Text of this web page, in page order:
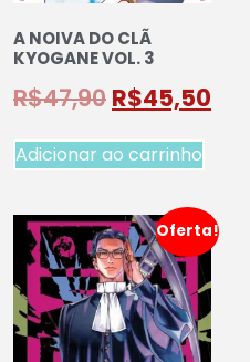
A NOIVA DO CLÃ
KYOGANE VOL. 3
R$47,90 R$45,50
Adicionar ao carrinho
Oferta!